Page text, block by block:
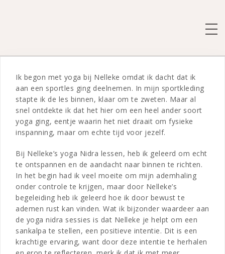
Ik begon met yoga bij Nelleke omdat ik dacht dat ik
aan een sportles ging deelnemen. In mijn sportkleding
stapte ik de les binnen, klaar om te zweten. Maar al
snel ontdekte ik dat het hier om een heel ander soort
yoga ging, eentje waarin het niet draait om fysieke
inspanning, maar om echte tijd voor jezelf.
Bij Nelleke’s yoga Nidra lessen, heb ik geleerd om echt
te ontspannen en de aandacht naar binnen te richten.
In het begin had ik veel moeite om mijn ademhaling
onder controle te krijgen, maar door Nelleke’s
begeleiding heb ik geleerd hoe ik door bewust te
ademen rust kan vinden. Wat ik bijzonder waardeer aan
de yoga nidra sessies is dat Nelleke je helpt om een
sankalpa te stellen, een positieve intentie. Dit is een
krachtige ervaring, want door deze intentie te herhalen